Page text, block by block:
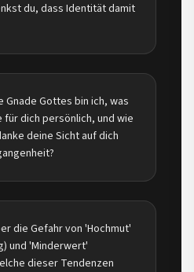
du, dass Identität damit
Gnade Gottes bin ich, was
für dich persönlich, und wie
deine Sicht auf dich
die Gefahr von 'Hochmut'
und 'Minderwert'
dieser Tendenzen